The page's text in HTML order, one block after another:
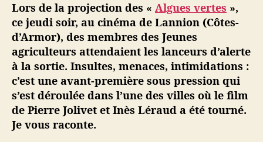
c
u
l
e
u
r
s
s
Lors de la projection des « Algues vertes »,
ce jeudi soir, au cinéma de Lannion (Côtes-
d’Armor), des membres des Jeunes
agriculteurs attendaient les lanceurs d’alerte
à la sortie. Insultes, menaces, intimidations :
c’est une avant-première sous pression qui
s’est déroulée dans l’une des villes où le film
de Pierre Jolivet et Inès Léraud a été tourné.
Je vous raconte.